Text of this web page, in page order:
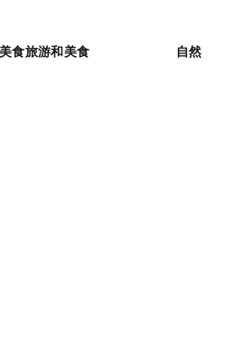
美食旅游和美食 自然